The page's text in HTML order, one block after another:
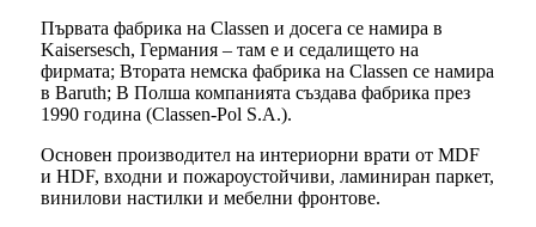
Първата фабрика на Classen и досега се намира в
Kaisersesch, Германия – там е и седалището на
фирмата; Втората немска фабрика на Classen се намира
в Baruth; В Полша компанията създава фабрика през
1990 година (Classen-Pol S.A.).
Основен производител на интериорни врати от MDF
и HDF, входни и пожароустойчиви, ламиниран паркет,
винилови настилки и мебелни фронтове.